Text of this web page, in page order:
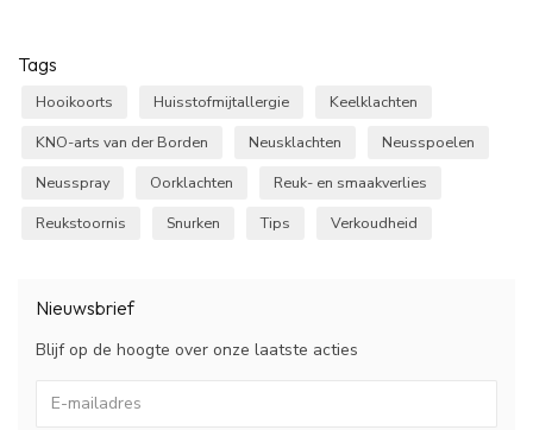
Tags
Hooikoorts Huisstofmijtallergie
Keelklachten
KNO-arts van der Borden
Neusklachten
Neusspoelen
Neusspray
Oorklachten
Reuk- en smaakverlies
Reukstoornis
Snurken Tips Verkoudheid
Nieuwsbrief
Blijf op de hoogte over onze laatste acties